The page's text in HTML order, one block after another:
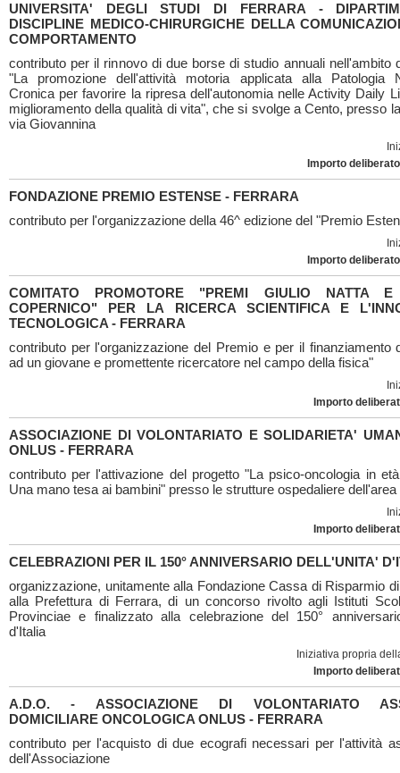
UNIVERSITA' DEGLI STUDI DI FERRARA -
DISCIPLINE MEDICO-CHIRURGICHE DELLA
COMPORTAMENTO
contributo per il rinnovo di due borse di studio annuali nell'ambito
"La promozione dell'attività motoria applicata alla Patologia
Cronica per favorire la ripresa dell'autonomia nelle Activity Daily
miglioramento della qualità di vita", che si svolge a Cento, presso
via Giovannina
Importo
FONDAZIONE PREMIO ESTENSE - FERRARA
contributo per l'organizzazione della 46^ edizione del "Premio
Importo
COMITATO PROMOTORE "PREMI GIULIO NATTA E
COPERNICO" PER LA RICERCA SCIENTIFICA E
TECNOLOGICA - FERRARA
contributo per l'organizzazione del Premio e per il finanziamento
ad un giovane e promettente ricercatore nel campo della fisica"
Importo
ASSOCIAZIONE DI VOLONTARIATO E SOLIDARIETA'
ONLUS - FERRARA
contributo per l'attivazione del progetto "La psico-oncologia in
Una mano tesa ai bambini" presso le strutture ospedaliere
Importo
CELEBRAZIONI PER IL 150° ANNIVERSARIO DELL'UNITA'
organizzazione, unitamente alla Fondazione Cassa di Risparmio
alla Prefettura di Ferrara, di un concorso rivolto agli Istituti
Provinciae e finalizzato alla celebrazione del 150°
d'Italia
Iniziativa propria
Importo
A.D.O. - ASSOCIAZIONE DI VOLONTARIATO
DOMICILIARE ONCOLOGICA ONLUS - FERRARA
contributo per l'acquisto di due ecografi necessari per l'attività
dell'Associazione